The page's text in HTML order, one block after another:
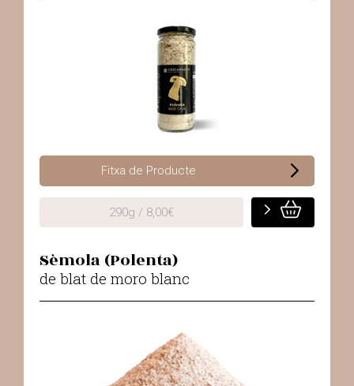
Fitxa de Producte
290g / 8,00€
Sèmola (Polenta)
de blat de moro blanc